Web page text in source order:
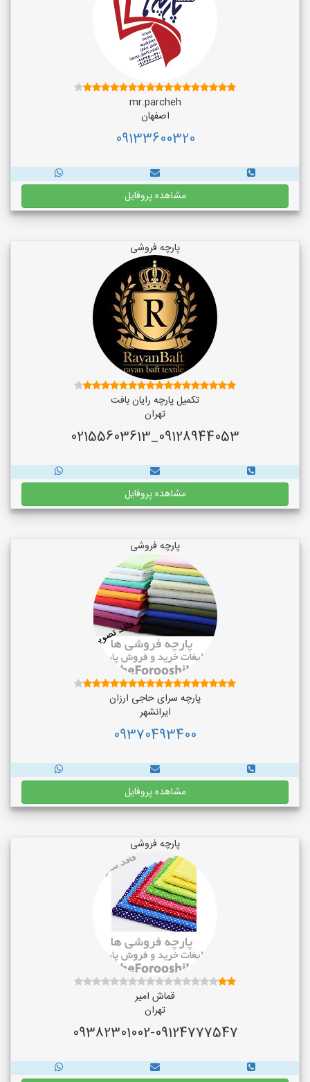
mr.parcheh
اصفهان
09133600320
مشاهده پروفایل
پارچه فروشی
تکمیل پارچه رایان بافت
تهران
09128944053_02155603613
مشاهده پروفایل
پارچه فروشی
پارچه سرای حاجی ارزان
ایرانشهر
09370493400
مشاهده پروفایل
پارچه فروشی
قماش امیر
تهران
09382301002-09124777547